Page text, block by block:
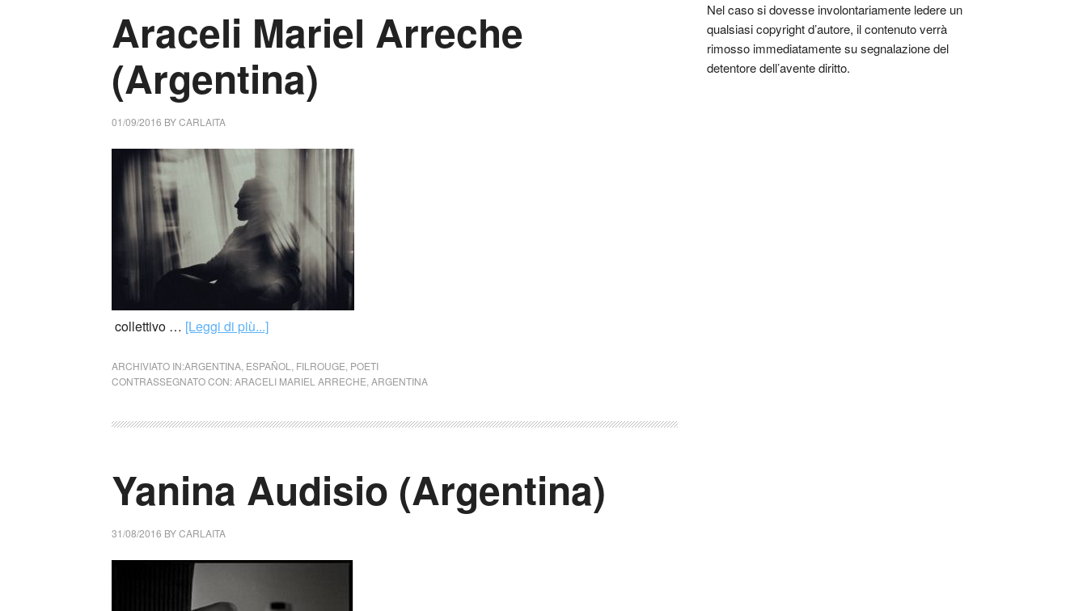
Araceli Mariel Arreche
(Argentina)
01/09/2016 BYCARLAITA
collettivo … [Leggi di più...]
ARCHIVIATO IN:ARGENTINA ESPAÑOL FILROUGE POETI
CONTRASSEGNATO CON:ARACELI MARIEL ARRECHE ARGENTINA
Yanina Audisio (Argentina)
31/08/2016 BYCARLAITA
Nel caso si dovesse involontariamente ledere un
qualsiasi copyright d’autore, il contenuto verrà
rimosso immediatamente su segnalazione del
detentore dell’avente diritto.